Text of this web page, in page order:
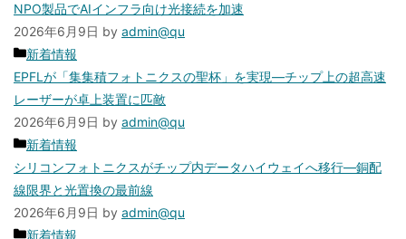
ゴ
リ
ー
NPO製品でAIインフラ向け光接続を加速
2026年6月9日 by admin@qu
カ
テ
ゴ
リ
ー
新着情報
EPFLが「集集積フォトニクスの聖杯」を実現—チップ上の超高速
レーザーが卓上装置に匹敵
2026年6月9日 by admin@qu
カ
テ
ゴ
リ
ー
新着情報
シリコンフォトニクスがチップ内データハイウェイへ移行—銅配
線限界と光置換の最前線
2026年6月9日 by admin@qu
カ
新着情報